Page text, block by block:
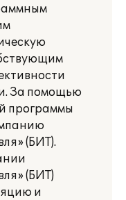
За помощью
программы
(БИТ).
(БИТ)
и